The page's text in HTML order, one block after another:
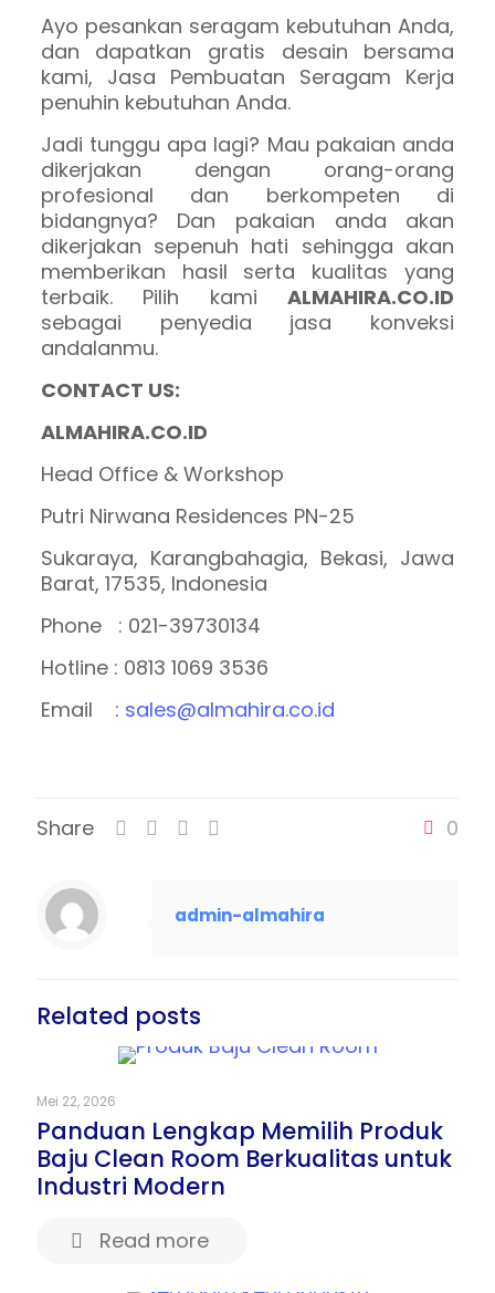
Ayo pesankan seragam kebutuhan Anda,
dan dapatkan gratis desain bersama
kami, Jasa Pembuatan Seragam Kerja
penuhin kebutuhan Anda.
Jadi tunggu apa lagi? Mau pakaian anda
dikerjakan dengan orang-orang
profesional dan berkompeten di
bidangnya? Dan pakaian anda akan
dikerjakan sepenuh hati sehingga akan
memberikan hasil serta kualitas yang
terbaik. Pilih kamiALMAHIRA.CO.ID
sebagai penyedia jasa konveksi
andalanmu.
CONTACT US:
ALMAHIRA.CO.ID
Head Office & Workshop
Putri Nirwana Residences PN-25
Sukaraya, Karangbahagia, Bekasi, Jawa
Barat, 17535, Indonesia
Phone : 021-39730134
Hotline : 0813 1069 3536
Email : sales@almahira.co.id
Share 0
admin-almahira
Related posts
Mei 22, 2026
Panduan Lengkap Memilih Produk
Baju Clean Room Berkualitas untuk
Industri Modern
Read more